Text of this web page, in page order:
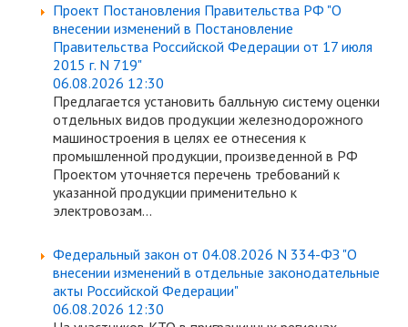
Проект Постановления Правительства РФ "О
внесении изменений в Постановление
Правительства Российской Федерации от 17 июля
2015 г. N 719"
06.08.2026 12:30
Предлагается установить балльную систему оценки
отдельных видов продукции железнодорожного
машиностроения в целях ее отнесения к
промышленной продукции, произведенной в РФ
Проектом уточняется перечень требований к
указанной продукции применительно к
электровозам...
Федеральный закон от 04.08.2026 N 334-ФЗ "О
внесении изменений в отдельные законодательные
акты Российской Федерации"
06.08.2026 12:30